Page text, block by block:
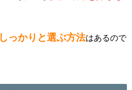
しっかりと選ぶ方法はあるので